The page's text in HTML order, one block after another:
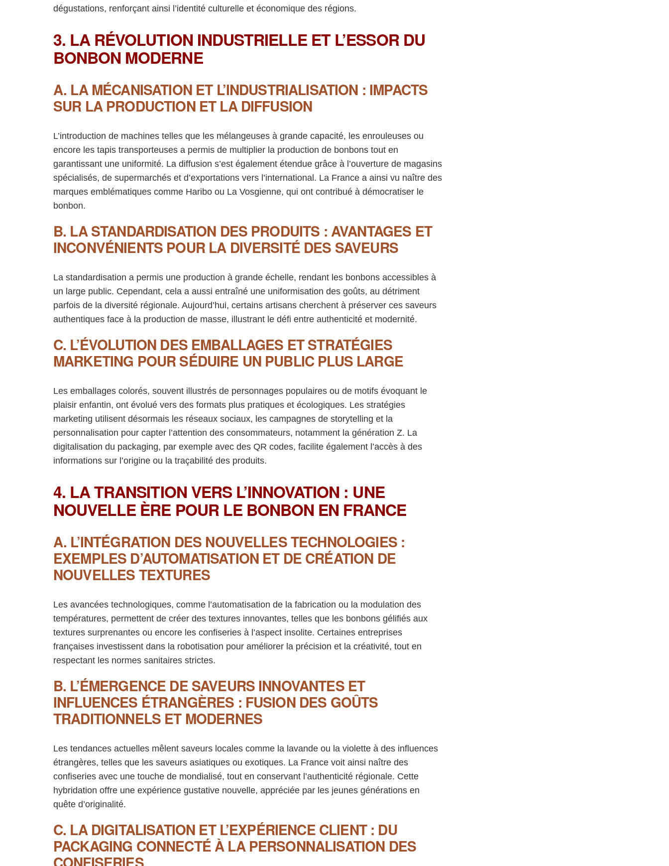
dégustations, renforçant ainsi l’identité culturelle et économique des régions.
3. LA RÉVOLUTION INDUSTRIELLE ET L’ESSOR DU
BONBON MODERNE
A. LA MÉCANISATION ET L’INDUSTRIALISATION : IMPACTS
SUR LA PRODUCTION ET LA DIFFUSION
L’introduction de machines telles que les mélangeuses à grande capacité, les enrouleuses ou
encore les tapis transporteuses a permis de multiplier la production de bonbons tout en
garantissant une uniformité. La diffusion s’est également étendue grâce à l’ouverture de magasins
spécialisés, de supermarchés et d’exportations vers l’international. La France a ainsi vu naître des
marques emblématiques comme Haribo ou La Vosgienne, qui ont contribué à démocratiser le
bonbon.
B. LA STANDARDISATION DES PRODUITS : AVANTAGES ET
INCONVÉNIENTS POUR LA DIVERSITÉ DES SAVEURS
La standardisation a permis une production à grande échelle, rendant les bonbons accessibles à
un large public. Cependant, cela a aussi entraîné une uniformisation des goûts, au détriment
parfois de la diversité régionale. Aujourd’hui, certains artisans cherchent à préserver ces saveurs
authentiques face à la production de masse, illustrant le défi entre authenticité et modernité.
C. L’ÉVOLUTION DES EMBALLAGES ET STRATÉGIES
MARKETING POUR SÉDUIRE UN PUBLIC PLUS LARGE
Les emballages colorés, souvent illustrés de personnages populaires ou de motifs évoquant le
plaisir enfantin, ont évolué vers des formats plus pratiques et écologiques. Les stratégies
marketing utilisent désormais les réseaux sociaux, les campagnes de storytelling et la
personnalisation pour capter l’attention des consommateurs, notamment la génération Z. La
digitalisation du packaging, par exemple avec des QR codes, facilite également l’accès à des
informations sur l’origine ou la traçabilité des produits.
4. LA TRANSITION VERS L’INNOVATION : UNE
NOUVELLE ÈRE POUR LE BONBON EN FRANCE
A. L’INTÉGRATION DES NOUVELLES TECHNOLOGIES :
EXEMPLES D’AUTOMATISATION ET DE CRÉATION DE
NOUVELLES TEXTURES
Les avancées technologiques, comme l’automatisation de la fabrication ou la modulation des
températures, permettent de créer des textures innovantes, telles que les bonbons gélifiés aux
textures surprenantes ou encore les confiseries à l’aspect insolite. Certaines entreprises
françaises investissent dans la robotisation pour améliorer la précision et la créativité, tout en
respectant les normes sanitaires strictes.
B. L’ÉMERGENCE DE SAVEURS INNOVANTES ET
INFLUENCES ÉTRANGÈRES : FUSION DES GOÛTS
TRADITIONNELS ET MODERNES
Les tendances actuelles mêlent saveurs locales comme la lavande ou la violette à des influences
étrangères, telles que les saveurs asiatiques ou exotiques. La France voit ainsi naître des
confiseries avec une touche de mondialisé, tout en conservant l’authenticité régionale. Cette
hybridation offre une expérience gustative nouvelle, appréciée par les jeunes générations en
quête d’originalité.
C. LA DIGITALISATION ET L’EXPÉRIENCE CLIENT : DU
PACKAGING CONNECTÉ À LA PERSONNALISATION DES